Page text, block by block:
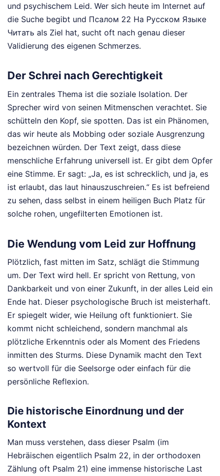
und psychischem Leid. Wer sich heute im Internet auf
die Suche begibt und Псалом 22 На Русском Языке
Читать als Ziel hat, sucht oft nach genau dieser
Validierung des eigenen Schmerzes.
Der Schrei nach Gerechtigkeit
Ein zentrales Thema ist die soziale Isolation. Der
Sprecher wird von seinen Mitmenschen verachtet. Sie
schütteln den Kopf, sie spotten. Das ist ein Phänomen,
das wir heute als Mobbing oder soziale Ausgrenzung
bezeichnen würden. Der Text zeigt, dass diese
menschliche Erfahrung universell ist. Er gibt dem Opfer
eine Stimme. Er sagt: „Ja, es ist schrecklich, und ja, es
ist erlaubt, das laut hinauszuschreien.“ Es ist befreiend
zu sehen, dass selbst in einem heiligen Buch Platz für
solche rohen, ungefilterten Emotionen ist.
Die Wendung vom Leid zur Hoffnung
Plötzlich, fast mitten im Satz, schlägt die Stimmung
um. Der Text wird hell. Er spricht von Rettung, von
Dankbarkeit und von einer Zukunft, in der alles Leid ein
Ende hat. Dieser psychologische Bruch ist meisterhaft.
Er spiegelt wider, wie Heilung oft funktioniert. Sie
kommt nicht schleichend, sondern manchmal als
plötzliche Erkenntnis oder als Moment des Friedens
inmitten des Sturms. Diese Dynamik macht den Text
so wertvoll für die Seelsorge oder einfach für die
persönliche Reflexion.
Die historische Einordnung und der
Kontext
Man muss verstehen, dass dieser Psalm (im
Hebräischen eigentlich Psalm 22, in der orthodoxen
Zählung oft Psalm 21) eine immense historische Last